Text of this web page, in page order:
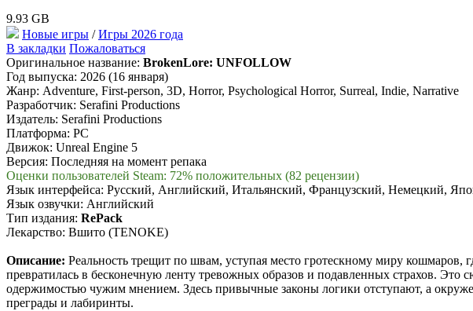
9.93 GB
Новые игры /Игры 2026 года
В закладки Пожаловаться
Оригинальное название: BrokenLore: UNFOLLOW
Год выпуска: 2026 (16 января)
Жанр: Adventure, First-person, 3D, Horror, Psychological Horror, Surreal, Indie, Narrative
Разработчик: Serafini Productions
Издатель: Serafini Productions
Платформа: PC
Движок: Unreal Engine 5
Версия: Последняя на момент репака
Оценки пользователей Steam: 72% положительных (82 рецензии)
Язык интерфейса: Русский, Английский, Итальянский, Французский, Немецкий,
Язык озвучки: Английский
Тип издания: RePack
Лекарство: Вшито (TENOKE)
Описание: Реальность трещит по швам, уступая место гротескному миру
превратилась в бесконечную ленту тревожных образов и подавленных страхов. Это
одержимостью чужим мнением. Здесь привычные законы логики отступают, а
преграды и лабиринты.